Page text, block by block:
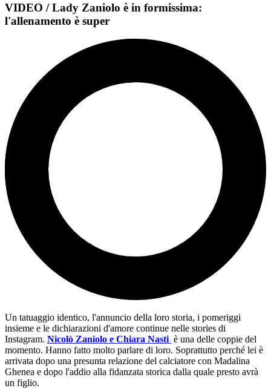
VIDEO / Lady Zaniolo è in formissima:
l'allenamento è super
Un tatuaggio identico, l'annuncio della loro storia, i pomeriggi
insieme e le dichiarazioni d'amore continue nelle stories di
Instagram. Nicolò Zaniolo e Chiara Nasti è una delle coppie del
momento. Hanno fatto molto parlare di loro. Soprattutto perché lei è
arrivata dopo una presunta relazione del calciatore con Madalina
Ghenea e dopo l'addio alla fidanzata storica dalla quale presto avrà
un figlio.